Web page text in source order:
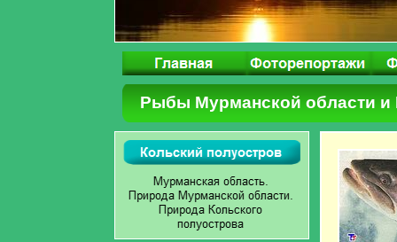
Рыбы Мурманской области и